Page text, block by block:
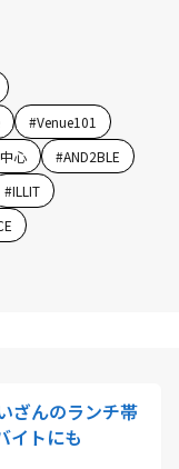
#Venue101
心 #AND2BLE
#ILLIT
ざんのランチ帯
イトにも